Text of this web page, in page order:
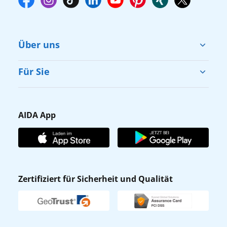
Über uns
Cruise & Help
Karriere
Affiliateprogramm
Verhaltens- & Ethikkodex
Newsletter
Für Sie
Gästefragebogen
AIDA Club
AIDA App
Zertifiziert für Sicherheit und Qualität